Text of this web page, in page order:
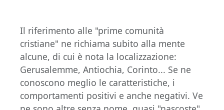
Il riferimento alle "prime comunità
cristiane" ne richiama subito alla mente
alcune, di cui è nota la localizzazione:
Gerusalemme, Antiochia, Corinto... Se ne
conoscono meglio le caratteristiche, i
comportamenti positivi e anche negativi. Ve